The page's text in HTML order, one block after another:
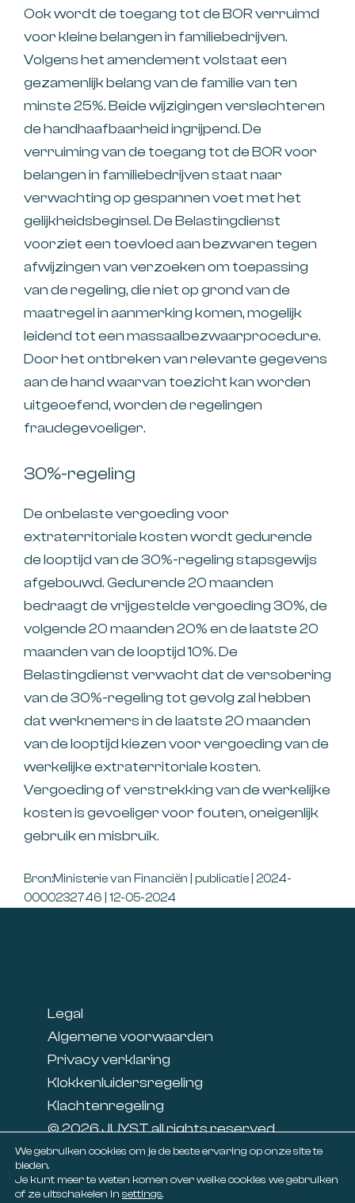
Ook wordt de toegang tot de BOR verruimd
voor kleine belangen in familiebedrijven.
Volgens het amendement volstaat een
gezamenlijk belang van de familie van ten
minste 25%. Beide wijzigingen verslechteren
de handhaafbaarheid ingrijpend. De
verruiming van de toegang tot de BOR voor
belangen in familiebedrijven staat naar
verwachting op gespannen voet met het
gelijkheidsbeginsel. De Belastingdienst
voorziet een toevloed aan bezwaren tegen
afwijzingen van verzoeken om toepassing
van de regeling, die niet op grond van de
maatregel in aanmerking komen, mogelijk
leidend tot een massaalbezwaarprocedure.
Door het ontbreken van relevante gegevens
aan de hand waarvan toezicht kan worden
uitgeoefend, worden de regelingen
fraudegevoeliger.
30%-regeling
De onbelaste vergoeding voor
extraterritoriale kosten wordt gedurende
de looptijd van de 30%-regeling stapsgewijs
afgebouwd. Gedurende 20 maanden
bedraagt de vrijgestelde vergoeding 30%, de
volgende 20 maanden 20% en de laatste 20
maanden van de looptijd 10%. De
Belastingdienst verwacht dat de versobering
van de 30%-regeling tot gevolg zal hebben
dat werknemers in de laatste 20 maanden
van de looptijd kiezen voor vergoeding van de
werkelijke extraterritoriale kosten.
Vergoeding of verstrekking van de werkelijke
kosten is gevoeliger voor fouten, oneigenlijk
gebruik en misbruik.
Bron:Ministerie van Financiën | publicatie | 2024-
0000232746 | 12-05-2024
Legal
Algemene voorwaarden
Privacy verklaring
Klokkenluidersregeling
Klachtenregeling
© 2026 JUYST all rights reserved
Linkedin
Facebook
We gebruiken cookies om je de beste ervaring op onze site te
bieden.
Je kunt meer te weten komen over welke cookies we gebruiken
of ze uitschakelen in settings.